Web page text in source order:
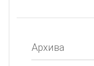
Архива